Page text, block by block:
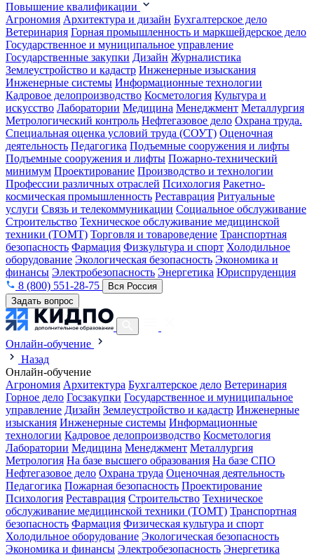
Повышение квалификации
Агрономия Архитектура и дизайн Бухгалтерское дело
Ветеринария Горная промышленность и маркшейдерское дело
Государственное и муниципальное управление
Государственные закупки Дизайн Журналистика
Землеустройство и кадастр Инженерные изыскания
Инженерные системы Информационные технологии
Кадровое делопроизводство Косметология Культура и
искусство Лаборатории Медицина Менеджмент Металлургия
Метрологический контроль Нефтегазовое дело Охрана труда.
Специальная оценка условий труда (СОУТ) Оценочная
деятельность Педагогика Подъемные сооружения и лифты
Подъемные сооружения и лифты Пожарно-технический
минимум Проектирование Производство и технологии
Профессии различных отраслей Психология Ракетно-
космическая промышленность Реставрация Ритуальные
услуги Связь и телекоммуникации Социальное обслуживание
Строительство Техническое обслуживание медицинской
техники (ТОМТ) Торговля и товароведение Транспортная
безопасность Фармация Физкультура и спорт Холодильное
оборудование Экологическая безопасность Экономика и
финансы Электробезопасность Энергетика Юриспруденция
8 (800) 551-28-75
Вся Россия
Задать вопрос
Онлайн-обучение
Назад
Онлайн-обучение
Агрономия Архитектура Бухгалтерское дело Ветеринария
Горное дело Госзакупки Государственное и муниципальное
управление Дизайн Землеустройство и кадастр Инженерные
изыскания Инженерные системы Информационные
технологии Кадровое делопроизводство Косметология
Лаборатории Медицина Менеджмент Металлургия
Метрология На базе высшего образования На базе СПО
Нефтегазовое дело Охрана труда Оценочная деятельность
Педагогика Пожарная безопасность Проектирование
Психология Реставрация Строительство Техническое
обслуживание медицинской техники (ТОМТ) Транспортная
безопасность Фармация Физическая культура и спорт
Холодильное оборудование Экологическая безопасность
Экономика и финансы Электробезопасность Энергетика